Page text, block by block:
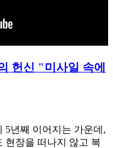
헌신 "미사일 속에
5년째 이어지는 가운데,
현장을 떠나지 않고 복